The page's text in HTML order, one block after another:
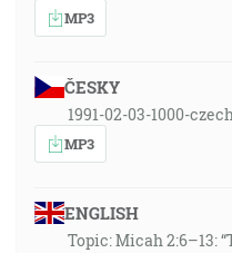
MP3
ČESKY
1991-02-03-1000-
MP3
ENGLISH
Topic: Micah 2:6–13: